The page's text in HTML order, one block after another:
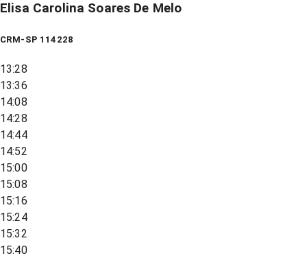
Elisa Carolina Soares De Melo
CRM-SP 114228
13:28
13:36
14:08
14:28
14:44
14:52
15:00
15:08
15:16
15:24
15:32
15:40